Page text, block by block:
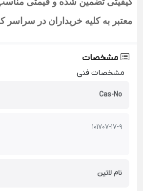
معتبر به کلیه خریداران در سراسر
مشخصات
مشخصات فنی
Cas-No
101707-17-9
نام لاتین